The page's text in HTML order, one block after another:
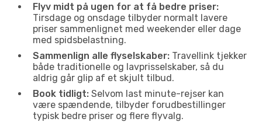
Flyv midt på ugen for at få bedre priser:
Tirsdage og onsdage tilbyder normalt lavere
priser sammenlignet med weekender eller dage
med spidsbelastning.
Sammenlign alle flyselskaber: Travellink tjekker
både traditionelle og lavprisselskaber, så du
aldrig går glip af et skjult tilbud.
Book tidligt: Selvom last minute-rejser kan
være spændende, tilbyder forudbestillinger
typisk bedre priser og flere flyvalg.